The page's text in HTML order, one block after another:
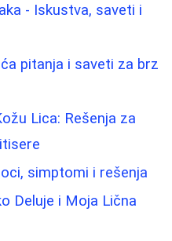
- Iskustva, saveti i
pitanja i saveti za brz
Lica: Rešenja za
simptomi i rešenja
Deluje i Moja Lična